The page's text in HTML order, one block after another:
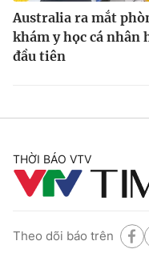
Australia ra mắt
khám y học cá nhân
đầu tiên
THỜI BÁO VTV
Theo dõi báo trên